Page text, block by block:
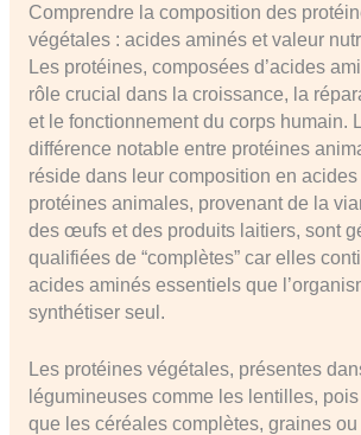
Comprendre la composition des
végétales : acides aminés et valeur
Les protéines, composées d’acides
rôle crucial dans la croissance, la
et le fonctionnement du corps humain.
différence notable entre protéines
réside dans leur composition en
protéines animales, provenant de la
des œufs et des produits laitiers, sont
qualifiées de “complètes” car elles
acides aminés essentiels que
synthétiser seul.
Les protéines végétales, présentes
légumineuses comme les lentilles,
que les céréales complètes, graines